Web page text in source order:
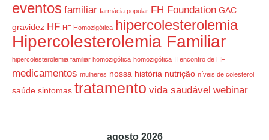
eventos familiar farmácia popular FH Foundation GAC
gravidez HF HF Homozigótica hipercolesterolemia
Hipercolesterolemia Familiar
hipercolesterolemia familiar homozigótica homozigótica II encontro de HF
medicamentos mulheres nossa história nutrição níveis de colesterol
saúde sintomas tratamento vida saudável webinar
agosto 2026